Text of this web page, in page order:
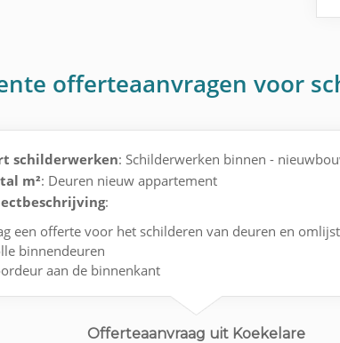
offerteaanvragen voor
schilderwerken: Schilderwerken binnen -
m²: Deuren nieuw appartement
:
een offerte voor het schilderen van deuren en
binnendeuren
aan de binnenkant
Offerteaanvraag uit Koekelare